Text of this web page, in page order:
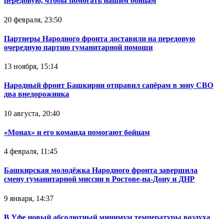
20 февраля, 23:50
Партнеры Народного фронта доставили на передовую
очередную партию гуманитарной помощи
13 ноября, 15:14
Народный фронт Башкирии отправил сапёрам в зону СВО
два внедорожника
10 августа, 20:40
«Монах» и его команда помогают бойцам
4 февраля, 11:45
Башкирская молодёжка Народного фронта завершила
смену гуманитарной миссии в Ростове-на-Дону и ДНР
9 января, 14:37
В Уфе новый абсолютный минимум температуры воздуха